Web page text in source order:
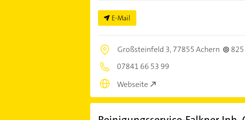
E-Mail
Großsteinfeld 3,77855 Achern
07841 66 53 99
Webseite